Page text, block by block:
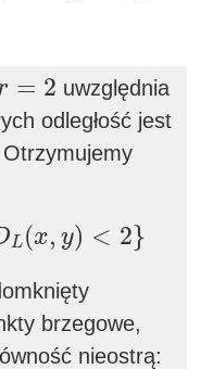
= 2
=
uwzględnia
odległość jest
L(x, y) < 2}
L x < }
brzegowe,
nieostrą: